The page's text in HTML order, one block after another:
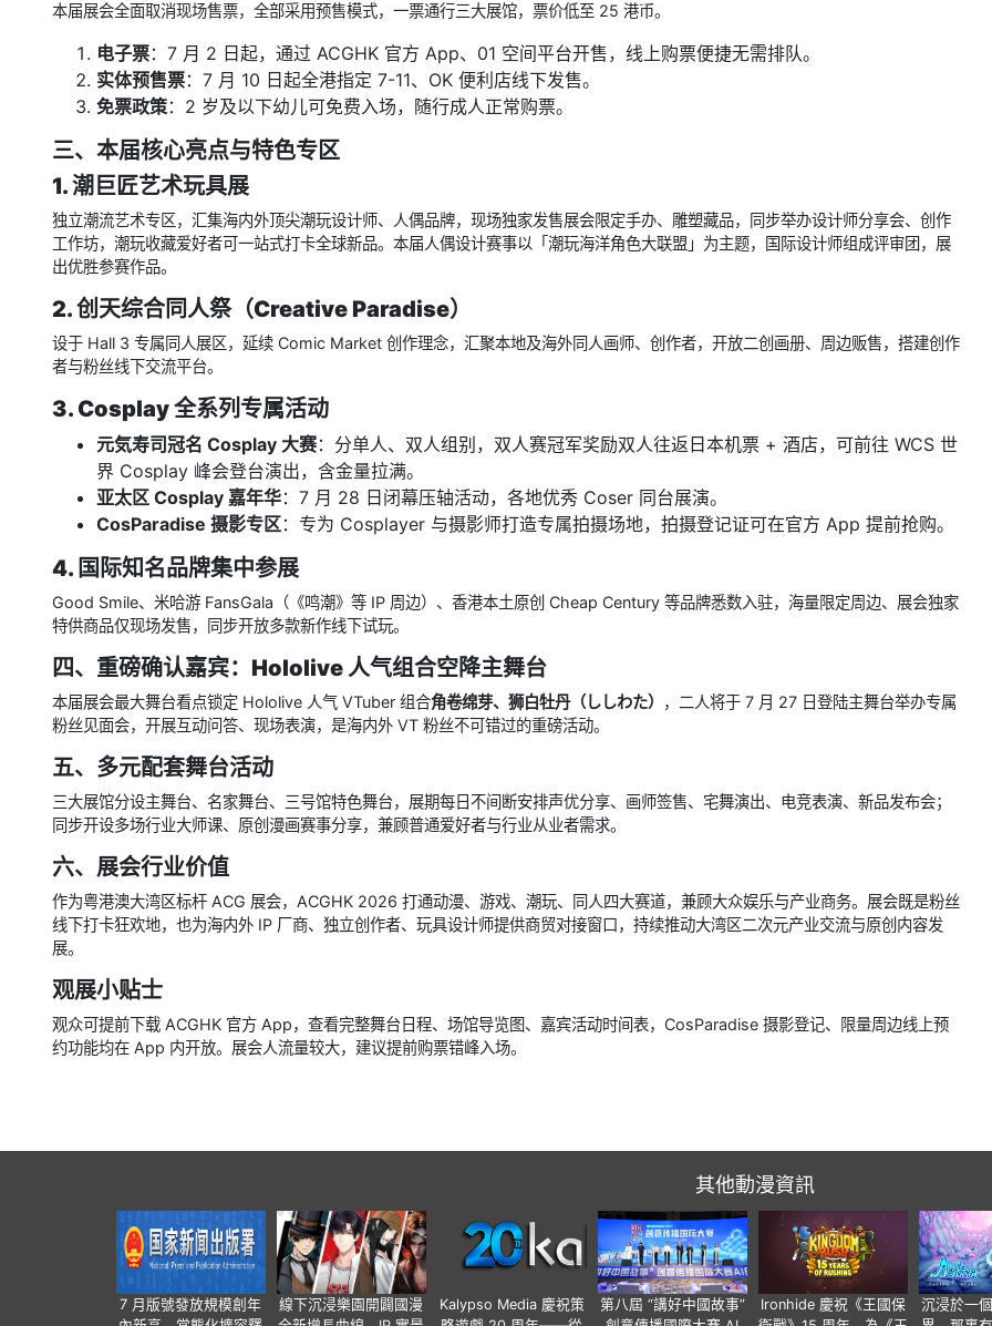
本届展会全面取消现场售票，全部采用预售模式，一票通行三大展馆，票价低至 25 港币。
电子票：7 月 2 日起，通过 ACGHK 官方 App、01 空间平台开售，线上购票便捷无需排队。
实体预售票：7 月 10 日起全港指定 7-11、OK 便利店线下发售。
免票政策：2 岁及以下幼儿可免费入场，随行成人正常购票。
三、本届核心亮点与特色专区
1. 潮巨匠艺术玩具展
独立潮流艺术专区，汇集海内外顶尖潮玩设计师、人偶品牌，现场独家发售展会限定手办、雕塑藏品，同步举办设计师分享会、创作
工作坊，潮玩收藏爱好者可一站式打卡全球新品。本届人偶设计赛事以「潮玩海洋角色大联盟」为主题，国际设计师组成评审团，展
出优胜参赛作品。
2. 创天综合同人祭（Creative Paradise）
设于 Hall 3 专属同人展区，延续 Comic Market 创作理念，汇聚本地及海外同人画师、创作者，开放二创画册、周边贩售，搭建创作
者与粉丝线下交流平台。
3. Cosplay 全系列专属活动
元気寿司冠名 Cosplay 大赛：分单人、双人组别，双人赛冠军奖励双人往返日本机票 + 酒店，可前往 WCS 世
界 Cosplay 峰会登台演出，含金量拉满。
亚太区 Cosplay 嘉年华：7 月 28 日闭幕压轴活动，各地优秀 Coser 同台展演。
CosParadise 摄影专区：专为 Cosplayer 与摄影师打造专属拍摄场地，拍摄登记证可在官方 App 提前抢购。
4. 国际知名品牌集中参展
Good Smile、米哈游 FansGala（《鸣潮》等 IP 周边）、香港本土原创 Cheap Century 等品牌悉数入驻，海量限定周边、展会独家
特供商品仅现场发售，同步开放多款新作线下试玩。
四、重磅确认嘉宾：Hololive 人气组合空降主舞台
本届展会最大舞台看点锁定 Hololive 人气 VTuber 组合角卷绵芽、狮白牡丹（ししわた）
，二人将于 7 月 27 日登陆主舞台举办专属
粉丝见面会，开展互动问答、现场表演，是海内外 VT 粉丝不可错过的重磅活动。
五、多元配套舞台活动
三大展馆分设主舞台、名家舞台、三号馆特色舞台，展期每日不间断安排声优分享、画师签售、宅舞演出、电竞表演、新品发布会；
同步开设多场行业大师课、原创漫画赛事分享，兼顾普通爱好者与行业从业者需求。
六、展会行业价值
作为粤港澳大湾区标杆 ACG 展会，ACGHK 2026 打通动漫、游戏、潮玩、同人四大赛道，兼顾大众娱乐与产业商务。展会既是粉丝
线下打卡狂欢地，也为海内外 IP 厂商、独立创作者、玩具设计师提供商贸对接窗口，持续推动大湾区二次元产业交流与原创内容发
展。
观展小贴士
观众可提前下载 ACGHK 官方 App，查看完整舞台日程、场馆导览图、嘉宾活动时间表，CosParadise 摄影登记、限量周边线上预
约功能均在 App 内开放。展会人流量较大，建议提前购票错峰入场。
其他動漫資訊
7 月版號發放規模創年
線下沉浸樂園開闢國漫
Kalypso Media 慶祝策
第八屆 “講好中國故事”
Ironhide 慶祝《王國保
沉浸於一